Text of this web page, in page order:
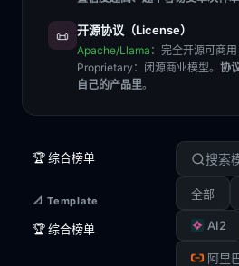
📜 开源协议（License）
Apache/Llama ：完全开源可商用
Proprietary ：闭源商业模型。 协
自己的产品里。
🏆 综合榜单
📐 Template
🏆 综合榜单
全部
AI2
阿里